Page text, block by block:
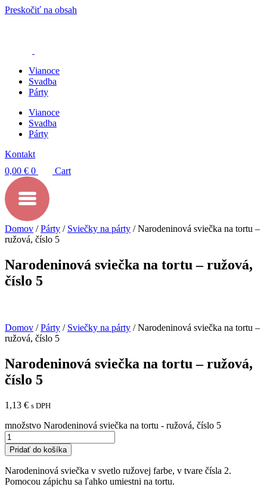
Preskočiť na obsah
Vianoce
Svadba
Párty
Vianoce
Svadba
Párty
Kontakt
0,00 € 0 Cart
Domov /Párty / Sviečky na párty / Narodeninová sviečka na tortu –
ružová, číslo 5
Narodeninová sviečka na tortu – ružová,
číslo 5
Domov /Párty / Sviečky na párty / Narodeninová sviečka na tortu –
ružová, číslo 5
Narodeninová sviečka na tortu – ružová,
číslo 5
1,13 € s DPH
množstvo Narodeninová sviečka na tortu - ružová, číslo 5
Pridať do košíka
Narodeninová sviečka v svetlo ružovej farbe, v tvare čísla 2.
Pomocou zápichu sa ľahko umiestni na tortu.